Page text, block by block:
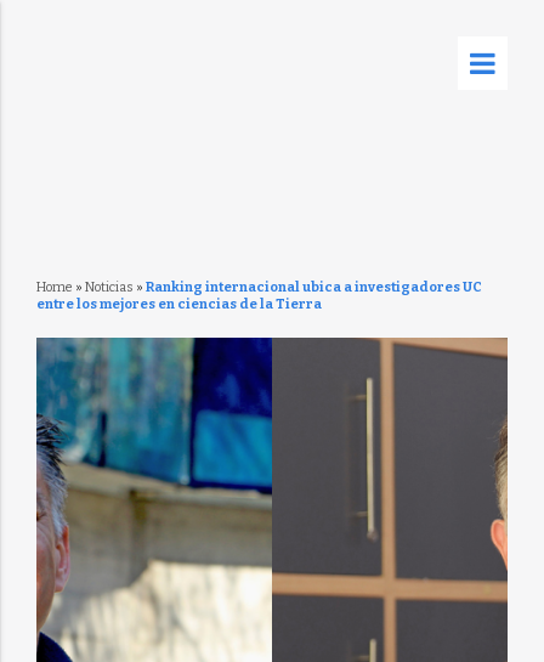
Home » Noticias » Ranking internacional ubica a investigadores UC
entre los mejores en ciencias de la Tierra